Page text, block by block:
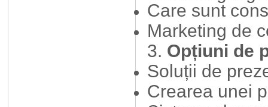
Care sunt
Marketing de
3. Opțiuni de
Soluții de
Crearea unei